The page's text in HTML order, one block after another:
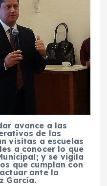
avance a las
de las
visitas a escuelas
a conocer lo que
y se vigila
que cumplan con
ante la
García.